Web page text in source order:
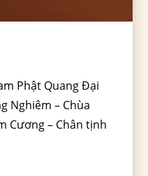
Phật Quang Đại
Nghiêm – Chùa
Cương – Chân tịnh